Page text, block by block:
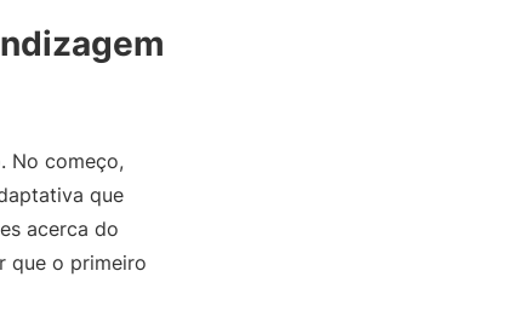
No começo,
que
acerca do
que o primeiro